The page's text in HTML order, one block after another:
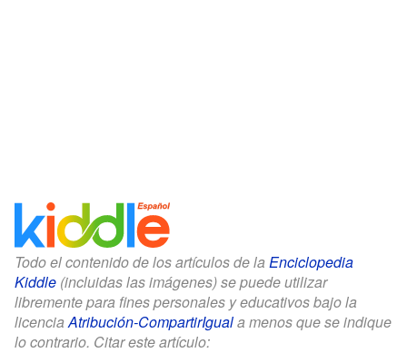
Todo el contenido de los artículos de la Enciclopedia
Kiddle (incluidas las imágenes) se puede utilizar
libremente para fines personales y educativos bajo la
licenciaAtribución-CompartirIguala menos que se indique
lo contrario. Citar este artículo: